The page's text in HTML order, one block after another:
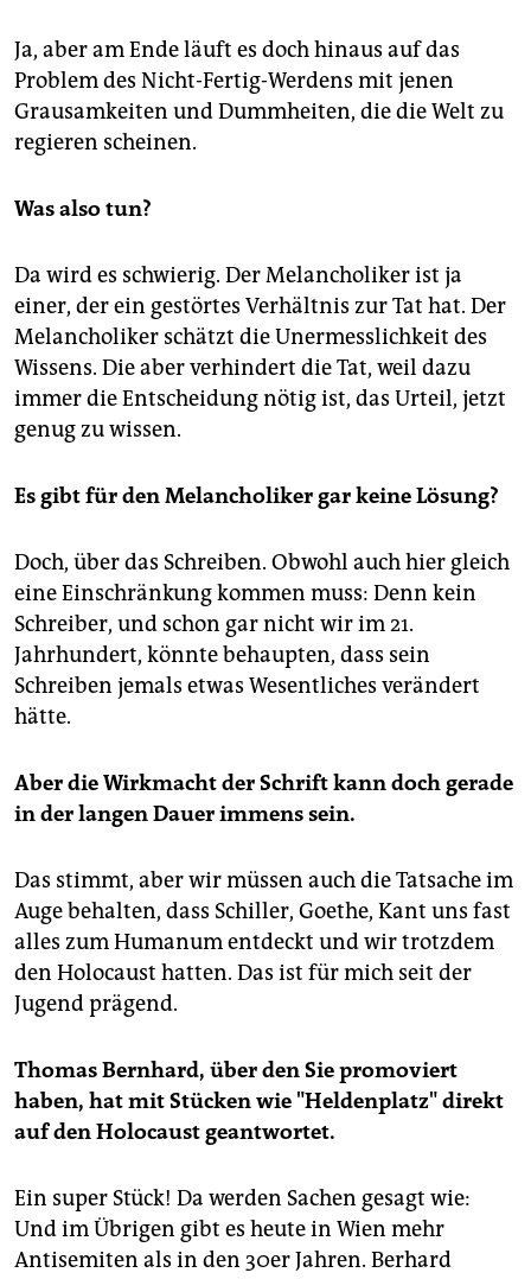
Ja, aber am Ende läuft es doch hinaus auf das
Problem des Nicht-Fertig-Werdens mit jenen
Grausamkeiten und Dummheiten, die die Welt zu
regieren scheinen.
Was also tun?
Da wird es schwierig. Der Melancholiker ist ja
einer, der ein gestörtes Verhältnis zur Tat hat. Der
Melancholiker schätzt die Unermesslichkeit des
Wissens. Die aber verhindert die Tat, weil dazu
immer die Entscheidung nötig ist, das Urteil, jetzt
genug zu wissen.
Es gibt für den Melancholiker gar keine Lösung?
Doch, über das Schreiben. Obwohl auch hier gleich
eine Einschränkung kommen muss: Denn kein
Schreiber, und schon gar nicht wir im 21.
Jahrhundert, könnte behaupten, dass sein
Schreiben jemals etwas Wesentliches verändert
hätte.
Aber die Wirkmacht der Schrift kann doch gerade
in der langen Dauer immens sein.
Das stimmt, aber wir müssen auch die Tatsache im
Auge behalten, dass Schiller, Goethe, Kant uns fast
alles zum Humanum entdeckt und wir trotzdem
den Holocaust hatten. Das ist für mich seit der
Jugend prägend.
Thomas Bernhard, über den Sie promoviert
haben, hat mit Stücken wie "Heldenplatz" direkt
auf den Holocaust geantwortet.
Ein super Stück! Da werden Sachen gesagt wie:
Und im Übrigen gibt es heute in Wien mehr
Antisemiten als in den 30er Jahren. Berhard